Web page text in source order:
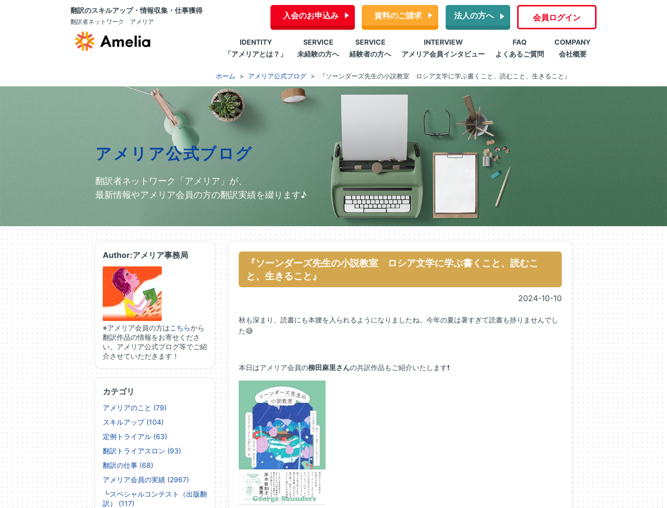
翻訳のスキルアップ・情報収集・仕事獲得
翻訳者ネットワーク アメリア
入会のお申込み 資料のご請求 法人の方へ 会員ログイン
IDENTITY
「アメリアとは？」
SERVICE
未経験の方へ
SERVICE
経験者の方へ
INTERVIEW
アメリア会員インタビュー
FAQ
よくあるご質問
COMPANY
会社概要
ホーム アメリア公式ブログ 『ソーンダーズ先生の小説教室 ロシア文学に学ぶ書くこと、読むこと、生きること』
アメリア公式ブログ
翻訳者ネットワーク「アメリア」が、
最新情報やアメリア会員の方の翻訳実績を綴ります♪
『ソーンダーズ先生の小説教室 ロシア文学に学ぶ書くこと、読むこ
と、生きること』
2024-10-10
秋も深まり、読書にも本腰を入られるようになりましたね。今年の夏は暑すぎて読書も捗りませんでし
た😅
本日はアメリア会員の柳田麻里さんの共訳作品もご紹介いたします❗
Author:アメリア事務局
※アメリア会員の方はこちらから
翻訳作品の情報をお寄せくださ
い。アメリア公式ブログ等でご紹
介させていただきます！
カテゴリ
アメリアのこと (79)
スキルアップ (104)
定例トライアル (63)
翻訳トライアスロン (93)
翻訳の仕事 (68)
アメリア会員の実績 (2967)
┗スペシャルコンテスト（出版翻
訳） (117)